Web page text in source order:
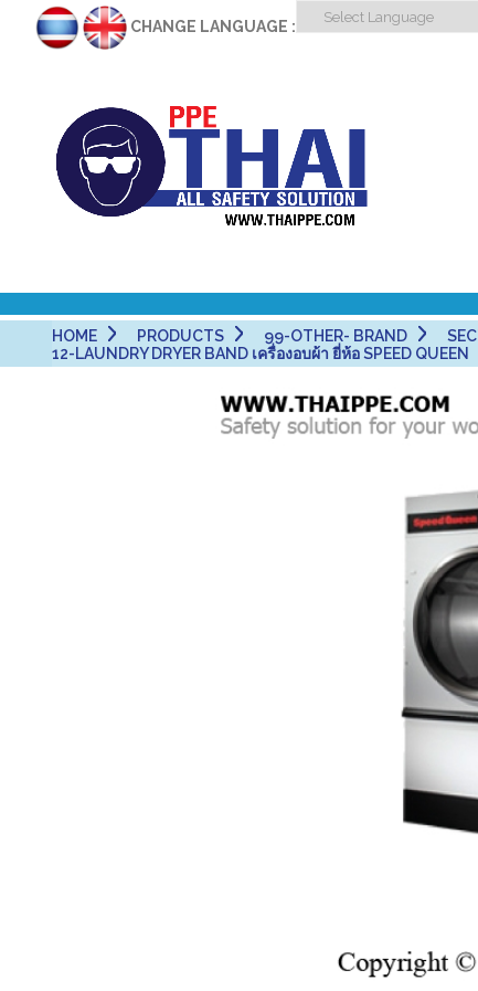
CHANGE LANGUAGE :
HOME PRODUCTS 99-OTHER- BRAND
12-LAUNDRY DRYER BAND เครื่องอบผ้า ยี่ห้อ SPEED QUEEN